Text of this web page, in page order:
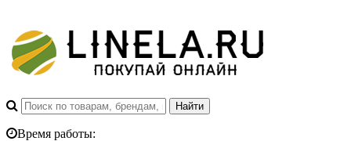
Время работы: